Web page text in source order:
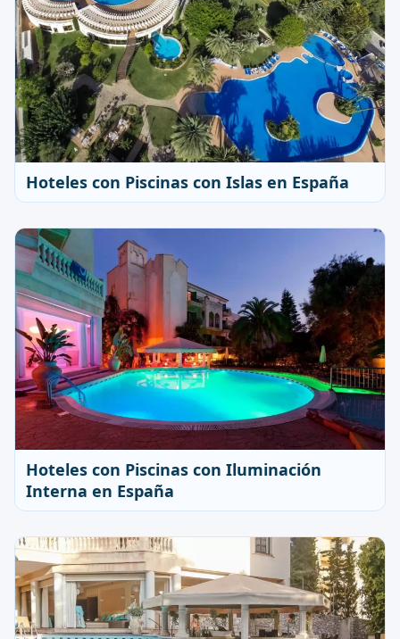
Hoteles con Piscinas con Islas en España
Hoteles con Piscinas con Iluminación
Interna en España